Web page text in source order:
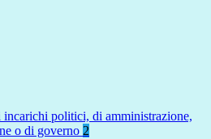
politici, di amministrazione,
o di governo 2